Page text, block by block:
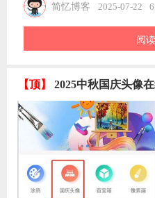
短视频去水印是指通过软件或
视频更加清晰、整洁。水印
标明来源所添加的文字或图
于分享或编辑视频。目前，有
助用户实现这一目标。常见
简忆博客 2025-07-22